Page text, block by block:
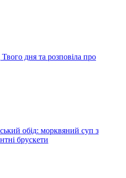
Твого дня та розповіла про
обід: морквяний суп з
брускети